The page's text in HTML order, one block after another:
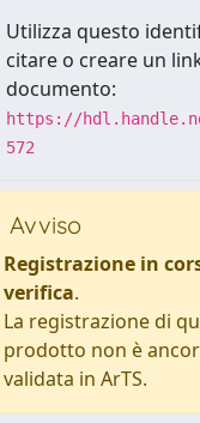
Utilizza questo
citare o creare un
documento:
https://
572
Avviso
Registrazione in
verifica.
La registrazione di
prodotto non è
validata in ArTS.